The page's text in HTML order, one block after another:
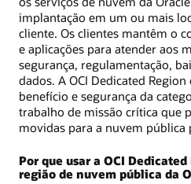
implantação em um ou mais
cliente. Os clientes mantêm o
e aplicações para atender aos
segurança, regulamentação,
dados. A OCI Dedicated
benefício e segurança da
trabalho de missão crítica que
movidas para a nuvem pública
Por que usar a OCI
região de nuvem pública da